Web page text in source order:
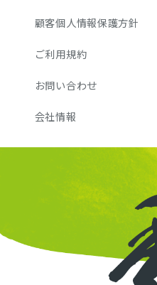
顧客個人情報保護方針
ご利用規約
お問い合わせ
会社情報